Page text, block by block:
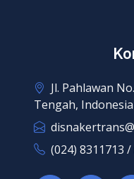
Jl. Pahlawan
Tengah, Indonesia
(024) 8311713 /